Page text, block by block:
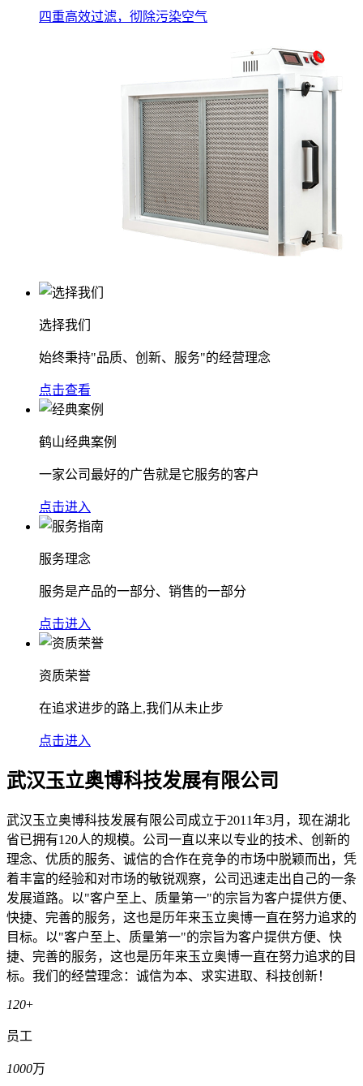
四重高效过滤，彻除污染空气
选择我们
始终秉持"品质、创新、服务"的经营理念
点击查看
鹤山经典案例
一家公司最好的广告就是它服务的客户
点击进入
服务理念
服务是产品的一部分、销售的一部分
点击进入
资质荣誉
在追求进步的路上,我们从未止步
点击进入
武汉玉立奥博科技发展有限公司
武汉玉立奥博科技发展有限公司成立于2011年3月，现在湖北
省已拥有120人的规模。公司一直以来以专业的技术、创新的
理念、优质的服务、诚信的合作在竞争的市场中脱颖而出，凭
着丰富的经验和对市场的敏锐观察，公司迅速走出自己的一条
发展道路。以"客户至上、质量第一"的宗旨为客户提供方便、
快捷、完善的服务，这也是历年来玉立奥博一直在努力追求的
目标。以"客户至上、质量第一"的宗旨为客户提供方便、快
捷、完善的服务，这也是历年来玉立奥博一直在努力追求的目
标。我们的经营理念：诚信为本、求实进取、科技创新！
120+
员工
1000万